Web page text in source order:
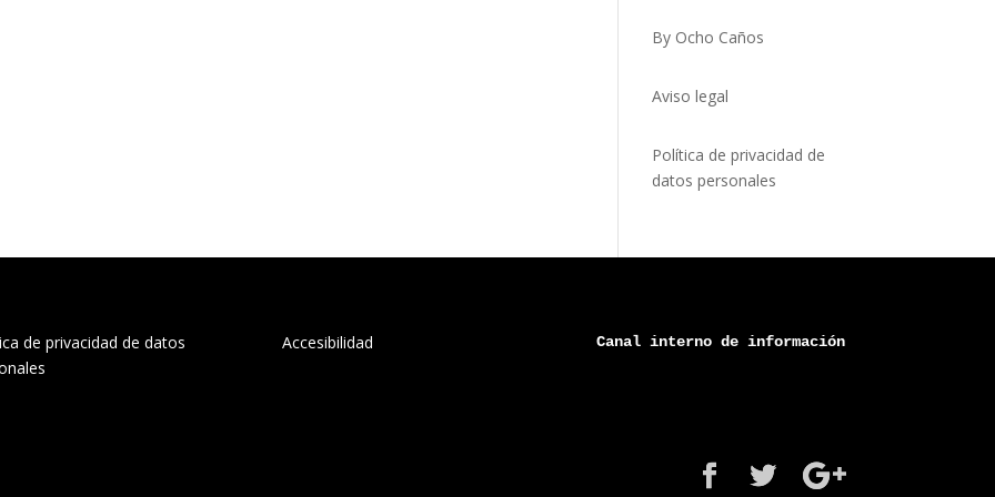
By Ocho Caños
Aviso legal
Política de privacidad de
datos personales
de privacidad de datos
Accesibilidad Canal interno de información